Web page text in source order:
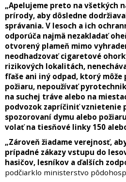
„Apelujeme preto na všetkých
prírody, aby dôsledne
správania. V lesoch a ich
odporúča najmä nezakladať
otvorený plameň mimo
neodhadzovať cigaretové
rizikových lokalitách,
fľaše ani iný odpad, ktorý
požiaru, nepoužívať
na suchej tráve alebo na
podvozok zapríčiniť vznietenie
spozorovaní dymu alebo
volať na tiesňové linky 150
„Zároveň žiadame verejnosť,
prípadné zákazy vstupu do
hasičov, lesníkov a ďalších
podčiarklo ministerstvo